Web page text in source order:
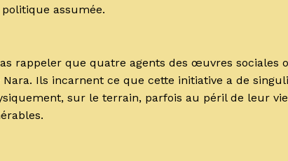
assumée.
rappeler que quatre agents des œuvres sociales
Nara. Ils incarnent ce que cette initiative a de
sur le terrain, parfois au péril de leur